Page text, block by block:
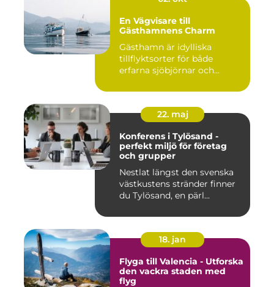
En Vägvisare till
Gästhamnens Charm
Gästhamn är idylliska
tillflyktsorter för både
erfarna sjöbjörnar och...
22. maj
Konferens i Tylösand -
perfekt miljö för företag
och grupper
Nestlat längst den svenska
västkustens stränder finner
du Tylösand, en pärl...
18. jan
Flyga till Valencia - Utforska
den vackra staden med
flyg